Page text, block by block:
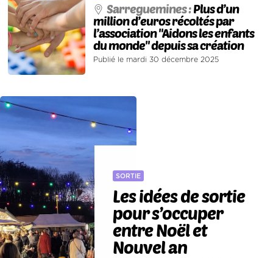
Sarreguemines :Plus d’un
million d’euros récoltés par
l’association "Aidons les enfants
du monde" depuis sa création
Publié le mardi 30 décembre 2025
SORTIE
Les idées de sortie
pour s’occuper
entre Noël et
Nouvel an